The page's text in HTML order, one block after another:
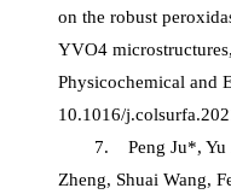
on the robust
YVO4
Physicochemical and
10.1016/
7. Peng Ju*, Yu
Zheng, Shuai Wang,